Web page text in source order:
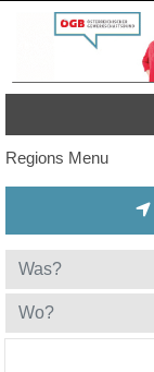
Regions Menu